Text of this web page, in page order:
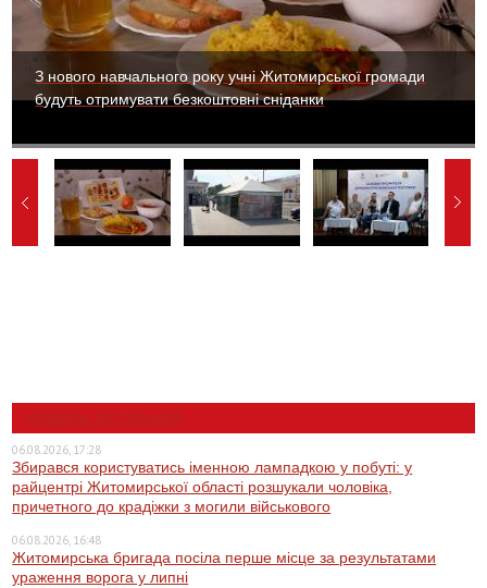
З нового навчального року учні Житомирської громади
будуть отримувати безкоштовні сніданки
НОВИНИ ЖИТОМИРА
06.08.2026, 17:28
Збирався користуватись іменною лампадкою у побуті: у
райцентрі Житомирської області розшукали чоловіка,
причетного до крадіжки з могили військового
06.08.2026, 16:48
Житомирська бригада посіла перше місце за результатами
ураження ворога у липні